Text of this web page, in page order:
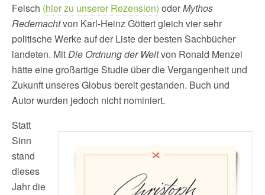
Felsch (hier zu unserer Rezension) oderMythos
Redemachtvon Karl-Heinz Göttert gleich vier sehr
politische Werke auf der Liste der besten Sachbücher
landeten. MitDie Ordnung der Weltvon Ronald Menzel
hätte eine großartige Studie über die Vergangenheit und
Zukunft unseres Globus bereit gestanden. Buch und
Autor wurden jedoch nicht nominiert.
Statt
Sinn
stand
dieses
Jahr die